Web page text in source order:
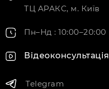
ТЦ АРАКС, м. Київ
Пн–Нд : 10:00–20:00
Відеоконсультація
Telegram